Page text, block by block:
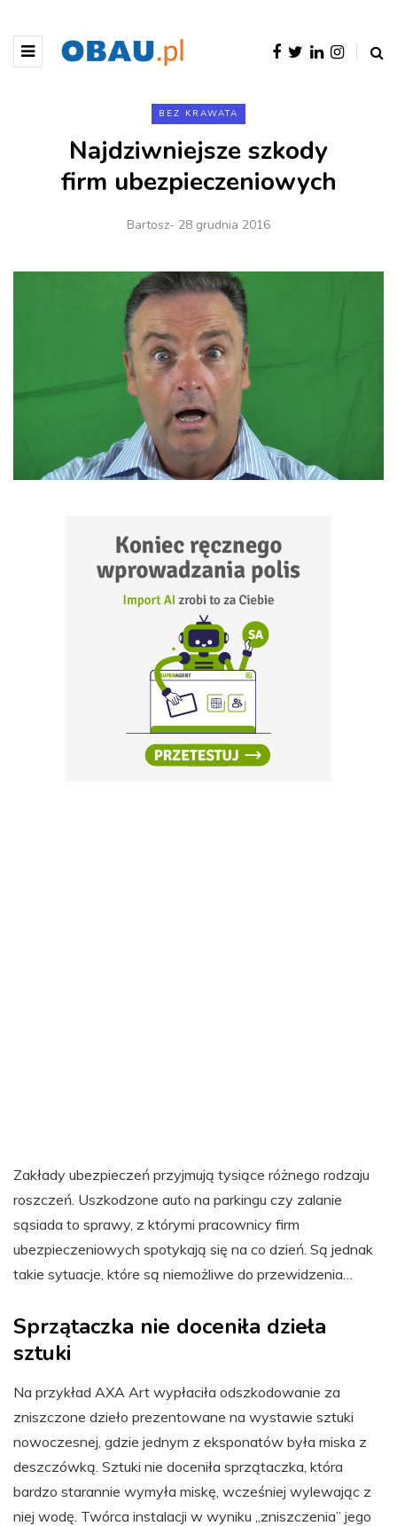
BEZ KRAWATA
Najdziwniejsze szkody
firm ubezpieczeniowych
Bartosz- 28 grudnia 2016
Zakłady ubezpieczeń przyjmują tysiące różnego rodzaju
roszczeń. Uszkodzone auto na parkingu czy zalanie
sąsiada to sprawy, z którymi pracownicy firm
ubezpieczeniowych spotykają się na co dzień. Są jednak
takie sytuacje, które są niemożliwe do przewidzenia…
Sprzątaczka nie doceniła dzieła
sztuki
Na przykład AXA Art wypłaciła odszkodowanie za
zniszczone dzieło prezentowane na wystawie sztuki
nowoczesnej, gdzie jednym z eksponatów była miska z
deszczówką. Sztuki nie doceniła sprzątaczka, która
bardzo starannie wymyła miskę, wcześniej wylewając z
niej wodę. Twórca instalacji w wyniku „zniszczenia” jego